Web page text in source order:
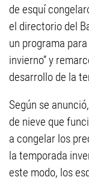
de esquí
el directorio del
un programa
invierno” y
desarrollo de la
Según se
de nieve que
a congelar los
la temporada
este modo, los